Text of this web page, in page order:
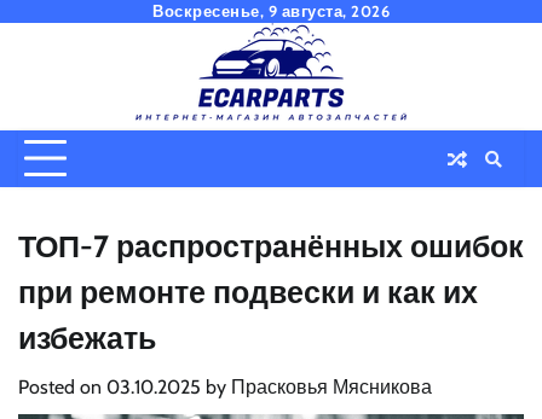
Воскресенье, 9 августа, 2026
ТОП-7 распространённых ошибок
при ремонте подвески и как их
избежать
Posted on 03.10.2025 by Прасковья Мясникова